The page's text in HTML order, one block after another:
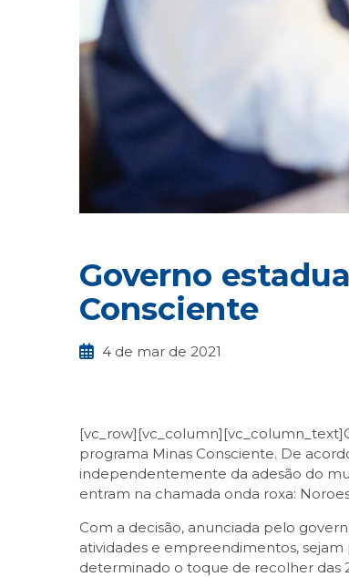
Governo
Consciente
4 de mar de 2021
programa Minas Consciente. De
independentemente da adesão do
entram na chamada onda roxa:
Com a decisão, anunciada pelo
atividades e empreendimentos, sejam
determinado o toque de recolher das